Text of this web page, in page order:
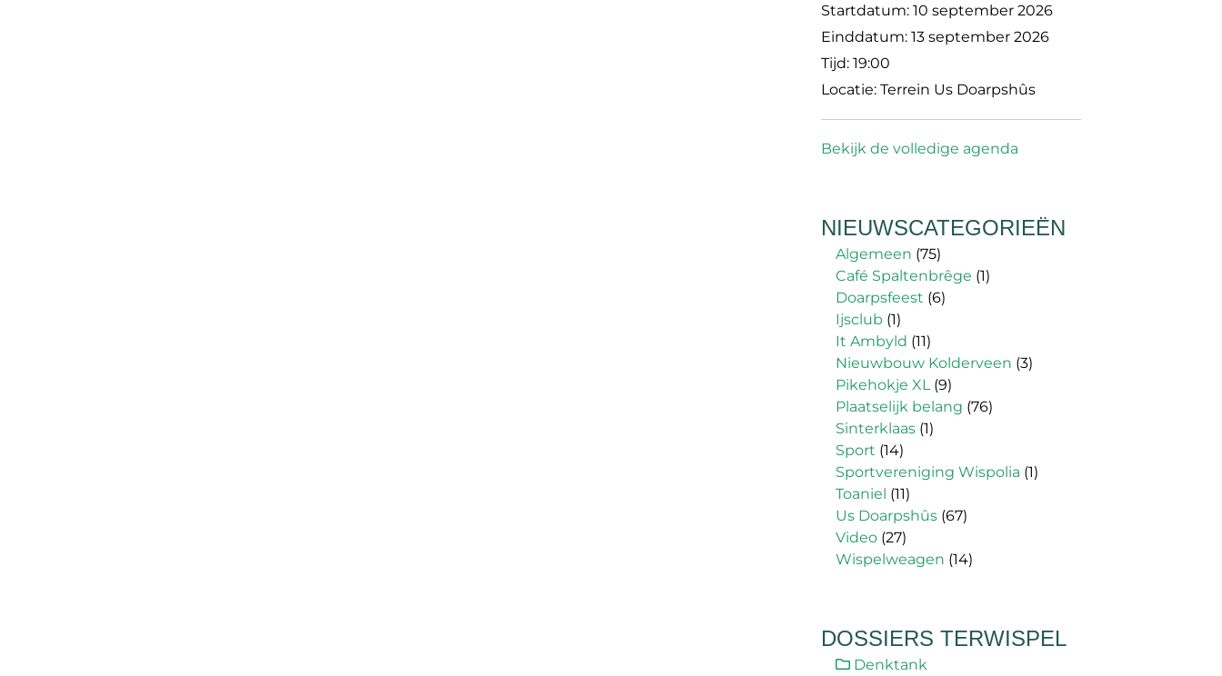
Startdatum: 10 september 2026
Einddatum: 13 september 2026
Tijd: 19:00
Locatie: Terrein Us Doarpshûs
Bekijk de volledige agenda
NIEUWSCATEGORIEËN
Algemeen (75)
Café Spaltenbrêge (1)
Doarpsfeest (6)
Ijsclub (1)
It Ambyld (11)
Nieuwbouw Kolderveen (3)
Pikehokje XL(9)
Plaatselijk belang (76)
Sinterklaas (1)
Sport (14)
Sportvereniging Wispolia (1)
Toaniel (11)
Us Doarpshûs (67)
Video (27)
Wispelweagen (14)
DOSSIERS TERWISPEL
Denktank